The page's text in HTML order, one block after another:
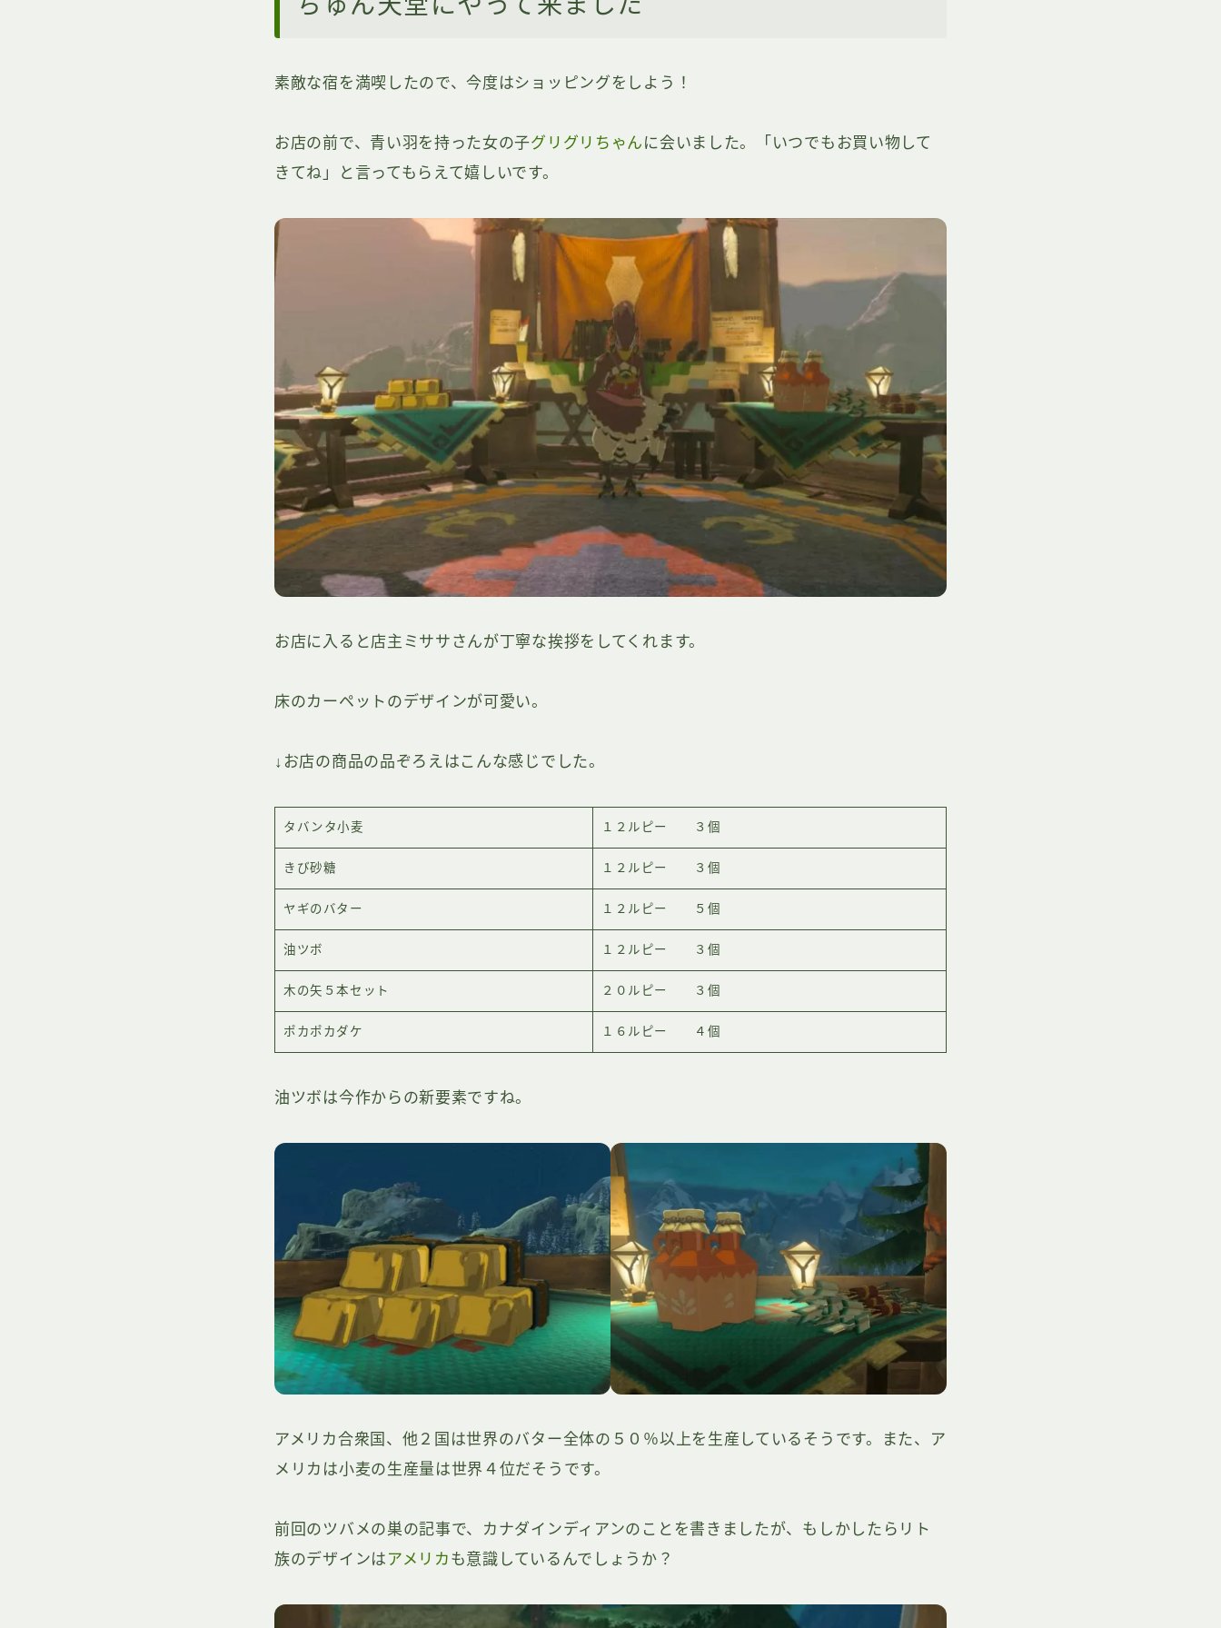
素敵な宿を満喫したので、今度はショッピングをしよう！
お店の前で、青い羽を持った女の子グリグリちゃん に会いました。「いつでもお買い物して
きてね」と言ってもらえて嬉しいです。
お店に入ると店主ミササさんが丁寧な挨拶をしてくれます。
床のカーペットのデザインが可愛い。
↓お店の商品の品ぞろえはこんな感じでした。
タバンタ小麦 １２ルピー ３個
きび砂糖 １２ルピー ３個
ヤギのバター １２ルピー ５個
油ツボ １２ルピー ３個
木の矢５本セット ２０ルピー ３個
ポカポカダケ １６ルピー ４個
油ツボは今作からの新要素ですね。
アメリカ合衆国、他２国は世界のバター全体の５０％以上を生産しているそうです。また、ア
メリカは小麦の生産量は世界４位だそうです。
前回のツバメの巣の記事で、カナダインディアンのことを書きましたが、もしかしたらリト
族のデザインは アメリカ も意識しているんでしょうか？